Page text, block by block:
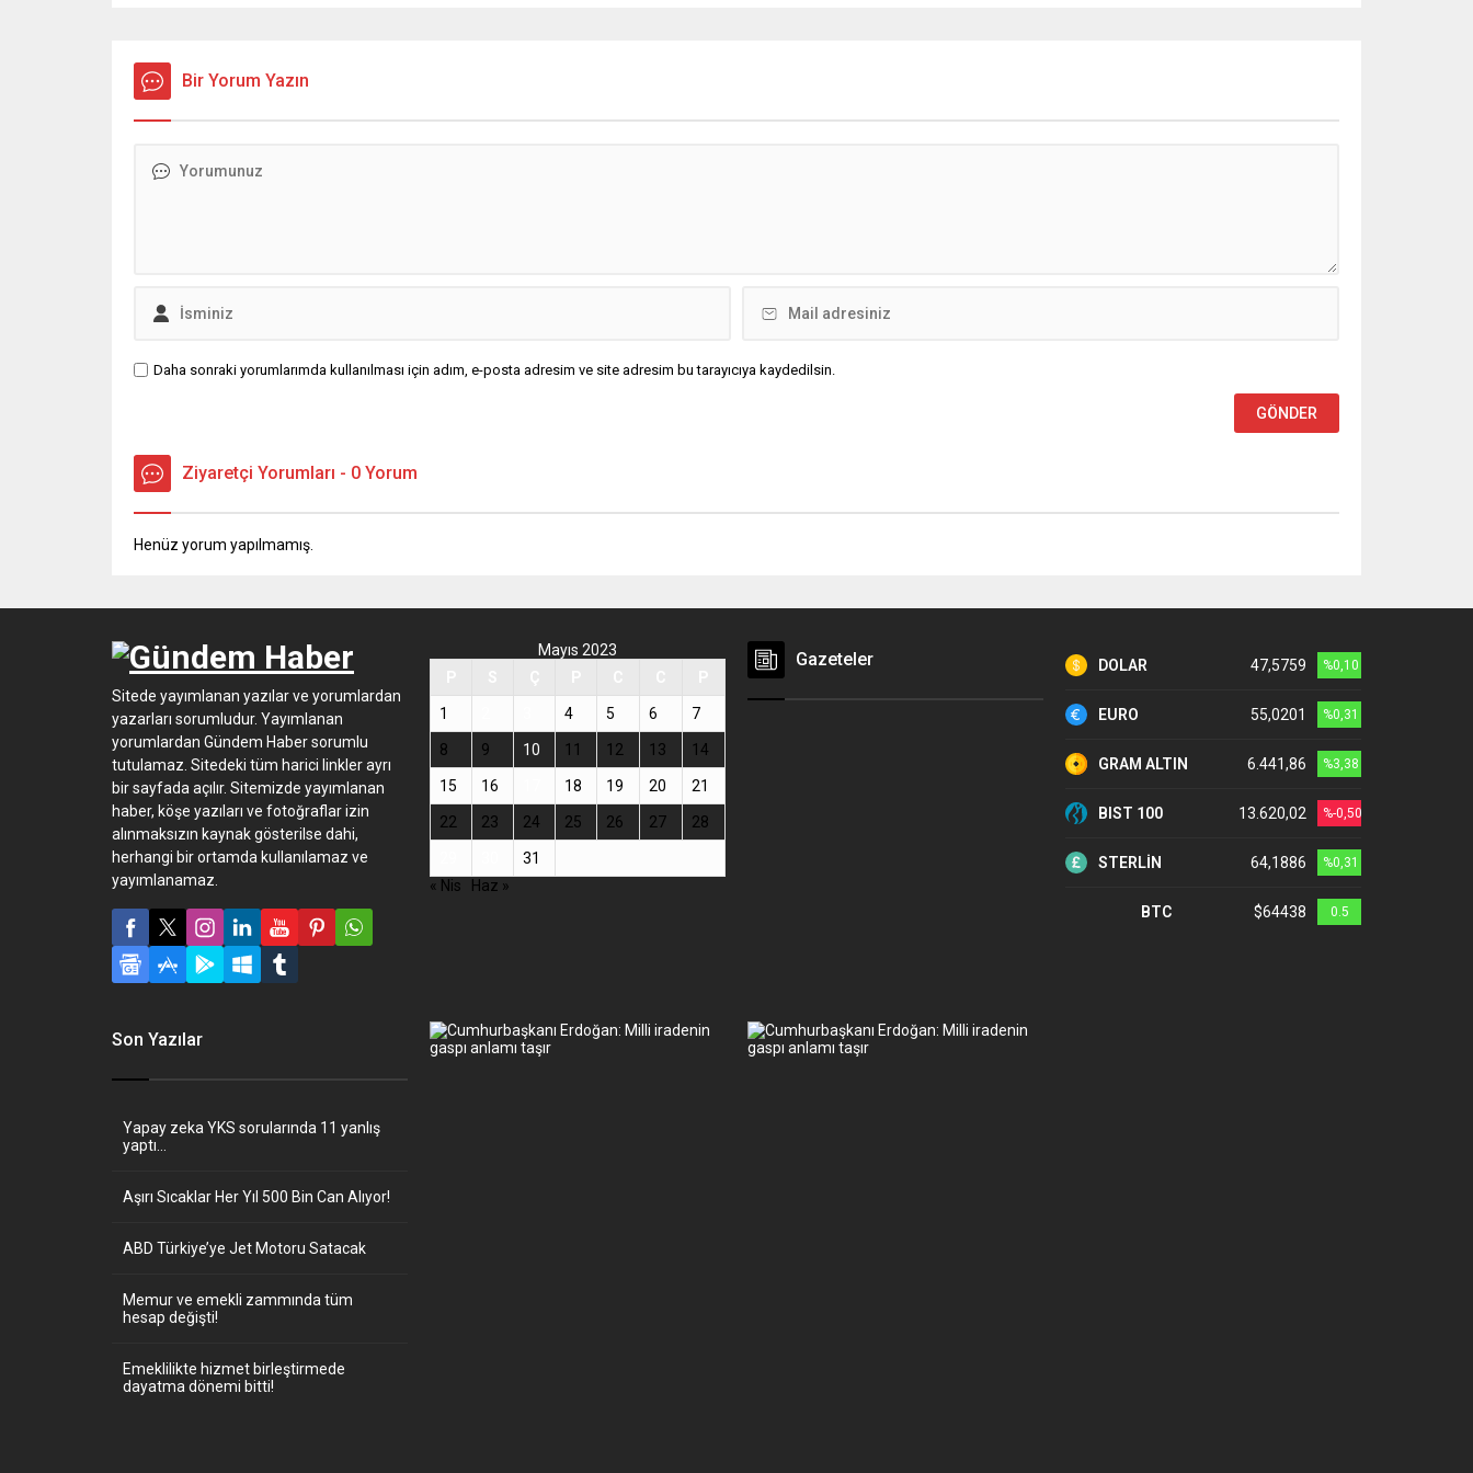
Bir Yorum Yazın
Daha sonraki yorumlarımda kullanılması için adım, e-posta adresim ve site adresim bu tarayıcıya kaydedilsin.
Ziyaretçi Yorumları - 0 Yorum
Henüz yorum yapılmamış.
Sitede yayımlanan yazılar ve yorumlardan
yazarları sorumludur. Yayımlanan
yorumlardan Gündem Haber sorumlu
tutulamaz. Sitedeki tüm harici linkler ayrı
bir sayfada açılır. Sitemizde yayımlanan
haber, köşe yazıları ve fotoğraflar izin
alınmaksızın kaynak gösterilse dahi,
herhangi bir ortamda kullanılamaz ve
yayımlanamaz.
Mayıs 2023
1 4 5 6 7
8 9 10 11 12 13 14
15 16 18 19 20 21
22 23 24 25 26 27 28
31
« Nis
Haz »
Gazeteler DOLAR 47,5759 %0,10
EURO 55,0201 %0,31
GRAM ALTIN 6.441,86 %3,38
BIST 100 13.620,02 %-0,50
STERLİN 64,1886 %0,31
BTC $64438 0.5
Son Yazılar
Yapay zeka YKS sorularında 11 yanlış
yaptı…
Aşırı Sıcaklar Her Yıl 500 Bin Can Alıyor!
ABD Türkiye’ye Jet Motoru Satacak
Memur ve emekli zammında tüm
hesap değişti!
Emeklilikte hizmet birleştirmede
dayatma dönemi bitti!